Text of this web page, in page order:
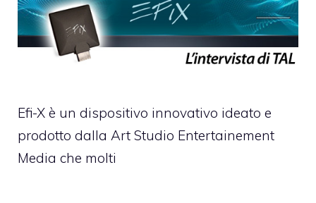
Efi-X è un dispositivo innovativo ideato e
prodotto dalla Art Studio Entertainement
Media che molti